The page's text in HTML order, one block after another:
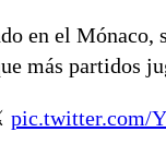
en el
más partidos
pic.twitter.com/